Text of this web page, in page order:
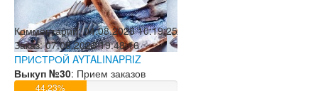
Комментарий:04.08.2026 10:19:25
Заказ:07.08.2026 19:48:16
ПРИСТРОЙ AYTALINAPRIZ
Выкуп №30: Прием заказов
44.23%